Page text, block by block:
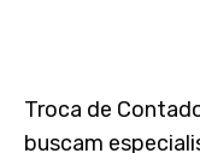
Troca de
buscam